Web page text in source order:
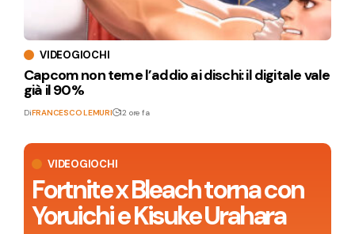
VIDEOGIOCHI
Fortnite x Bleach torna con
Yoruichi e Kisuke Urahara
VIDEOGIOCHI
Capcom non teme l’addio ai dischi: il digitale vale
già il 90%
DiFRANCESCO LEMURI 12 ore fa